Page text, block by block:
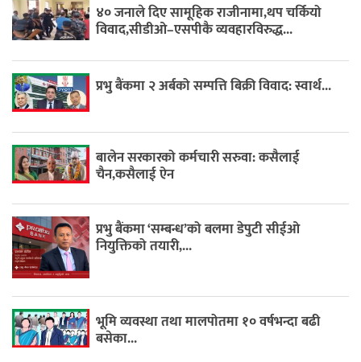
४० जनाले दिए सामूहिक राजीनामा,थप चर्कियो
विवाद,सीडीओ–एसपीकै व्यवहारविरुद्ध...
प्रभु बैंकमा २ अर्बको सम्पत्ति बिक्री विवाद: स्वार्थ...
बालेन सरकारको कर्मचारी सरुवा: कसैलाई
चैन,कसैलाई ऐन
प्रभु बैंकमा ‘सम्बन्ध’को बलमा डेपुटी सीईओ
नियुक्तिको तयारी,...
भूमि व्यवस्था तथा मालपोतमा १० वर्षभन्दा बढी
बसेका...